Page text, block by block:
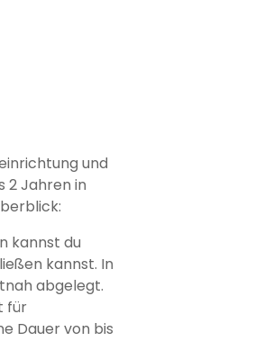
und
2 Jahren in
kannst du
kannst. In
abgelegt.
für
Dauer von bis